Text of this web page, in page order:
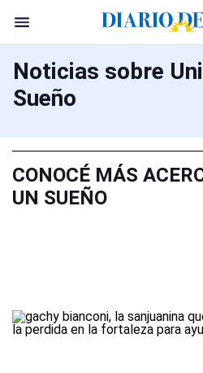
Noticias sobre
Sueño
CONOCÉ MÁS
UN SUEÑO